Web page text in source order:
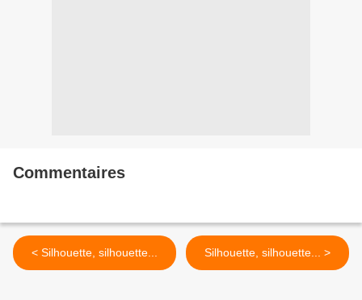
Commentaires
< Silhouette, silhouette... Silhouette, silhouette... >